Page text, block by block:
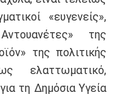
«ευγενείς»,
της
της πολιτικής
ελαττωματικό,
τη Δημόσια Υγεία